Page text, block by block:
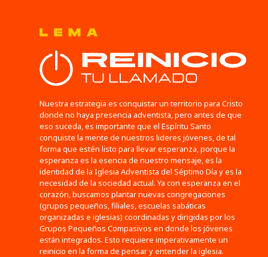
Nuestra estrategia es conquistar un territorio para Cristo
donde no haya presencia adventista, pero antes de que
eso suceda, es importante que el Espíritu Santo
conquiste la mente de nuestros lideres jóvenes, de tal
forma que estén listo para llevar esperanza, porque la
esperanza es la esencia de nuestro mensaje, es la
identidad de la Iglesia Adventista del Séptimo Día y es la
necesidad de la sociedad actual. Ya con esperanza en el
corazón, buscamos plantar nuevas congregaciones
(grupos pequeños, filiales, escuelas sabáticas
organizadas e iglesias) coordinadas y dirigidas por los
Grupos Pequeños Compasivos en donde los jóvenes
están integrados. Esto requiere imperativamente un
reinicio en la forma de pensar y entender la iglesia.